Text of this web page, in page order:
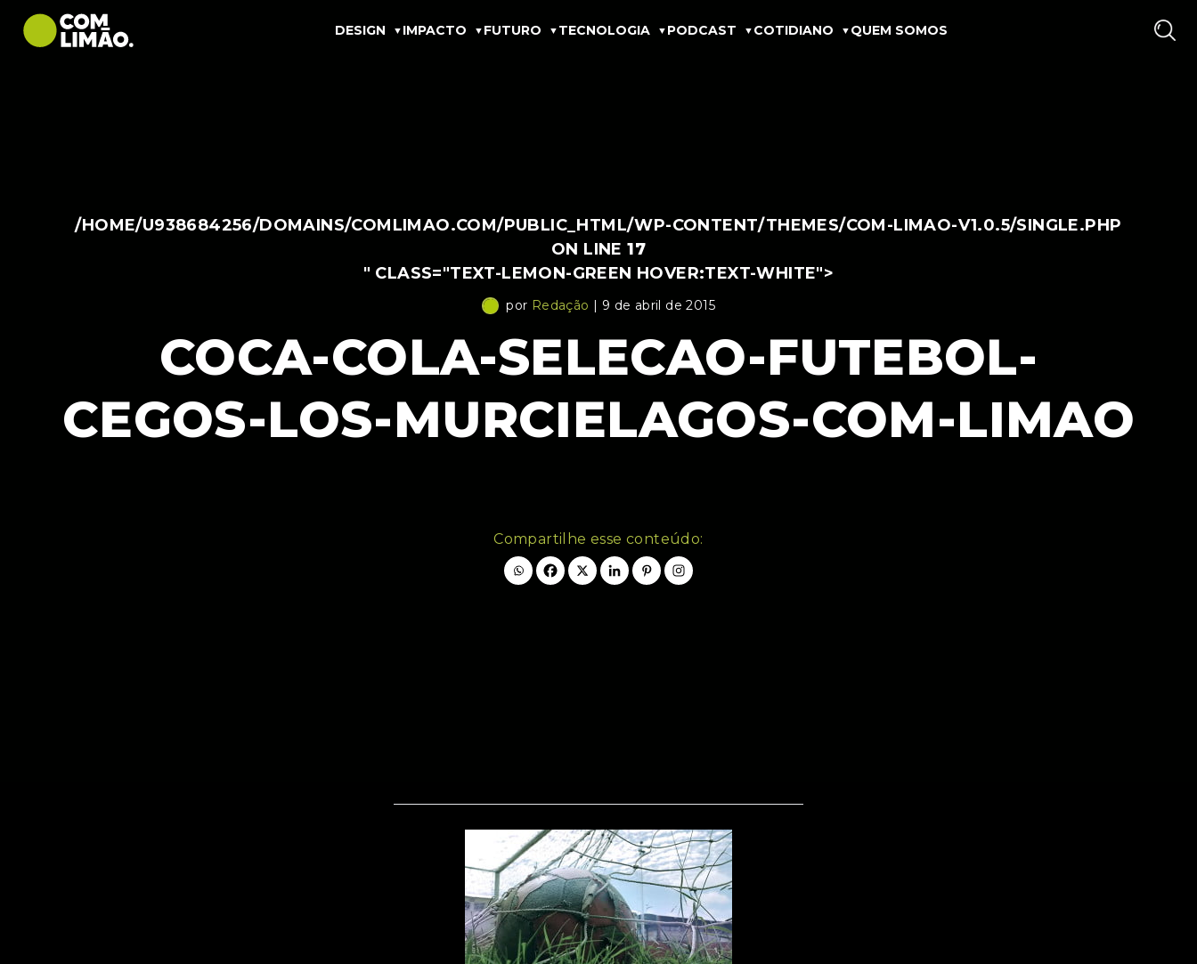
DESIGN IMPACTO FUTURO TECNOLOGIA PODCAST COTIDIANO QUEM SOMOS
/HOME/U938684256/DOMAINS/COMLIMAO.COM/PUBLIC_HTML/WP-CONTENT/THEMES/COM-LIMAO-V1.0.5/SINGLE.PHP
ON LINE17
" CLASS="TEXT-LEMON-GREEN HOVER:TEXT-WHITE">
por Redação | 9 de abril de 2015
COCA-COLA-SELECAO-FUTEBOL-
CEGOS-LOS-MURCIELAGOS-COM-LIMAO
Compartilhe esse conteúdo: